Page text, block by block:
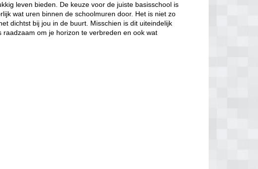
leven bieden. De keuze voor de juiste basisschool is
wat uren binnen de schoolmuren door. Het is niet zo
dichtst bij jou in de buurt. Misschien is dit uiteindelijk
om je horizon te verbreden en ook wat